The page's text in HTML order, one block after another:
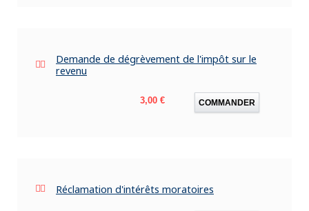
Demande de dégrèvement de l'impôt sur le
revenu
Prix
3,00 € COMMANDER
Réclamation d'intérêts moratoires